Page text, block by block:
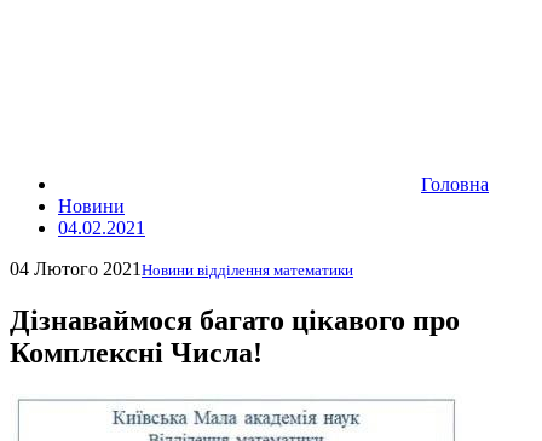
Головна
Новини
04.02.2021
04 Лютого 2021 Новини відділення математики
Дізнаваймося багато цікавого про
Комплексні Числа!